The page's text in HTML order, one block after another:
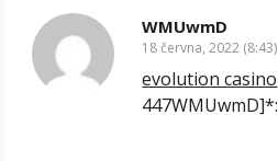
WMUwmD
18 června, 2022 (8:43)
evolution casino
447WMUwmD]*: